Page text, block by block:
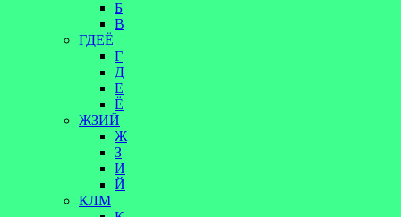
Б
В
ГДЕЁ
Г
Д
Е
Ё
ЖЗИЙ
Ж
З
И
Й
КЛМ